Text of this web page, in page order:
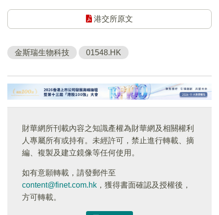
港交所原文
金斯瑞生物科技 01548.HK
財華網所刊載內容之知識產權為財華網及相關權利
人專屬所有或持有。未經許可，禁止進行轉載、摘
編、複製及建立鏡像等任何使用。
如有意願轉載，請發郵件至
content@finet.com.hk ，獲得書面確認及授權後，
方可轉載。